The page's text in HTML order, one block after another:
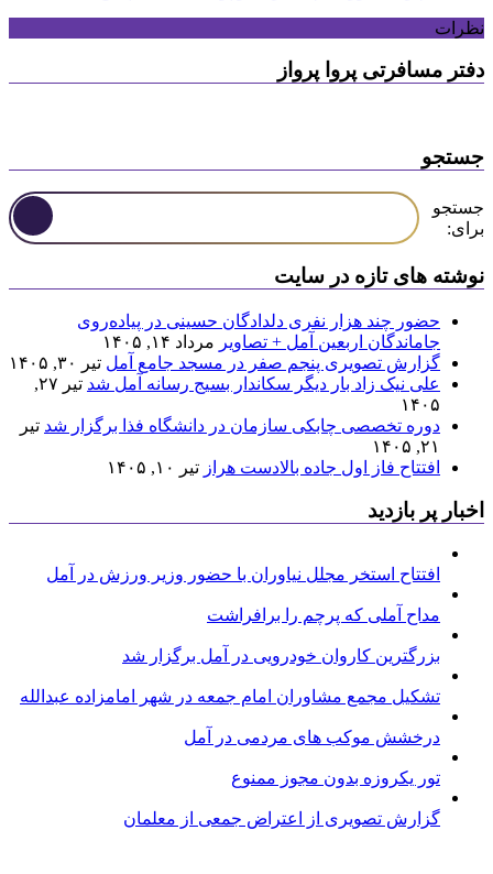
نظرات
دفتر مسافرتی پروا پرواز
جستجو
جستجو
برای:
نوشته های تازه در سایت
حضور چند هزار نفری دلدادگان حسینی در پیاده‌روی
جاماندگان اربعین آمل + تصاویر مرداد ۱۴, ۱۴۰۵
گزارش تصویری پنجم صفر در مسجد جامع آمل تیر ۳۰, ۱۴۰۵
علی نیک زاد بار دیگر سکاندار بسیج رسانه آمل شد
تیر ۲۷,
۱۴۰۵
دوره تخصصی چابکی سازمان در دانشگاه فذا برگزار شد تیر
۲۱, ۱۴۰۵
افتتاح فاز اول جاده بالادست هراز تیر ۱۰, ۱۴۰۵
اخبار پر بازدید
افتتاح استخر مجلل نیاوران با حضور وزیر ورزش در آمل
مداح آملی که پرچم را برافراشت
بزرگترین کاروان خودرویی در آمل برگزار شد
تشکیل مجمع مشاوران امام جمعه در شهر امامزاده عبدالله
درخشش موکب های مردمی در آمل
تور یکروزه بدون مجوز ممنوع
گزارش تصویری از اعتراض جمعی از معلمان